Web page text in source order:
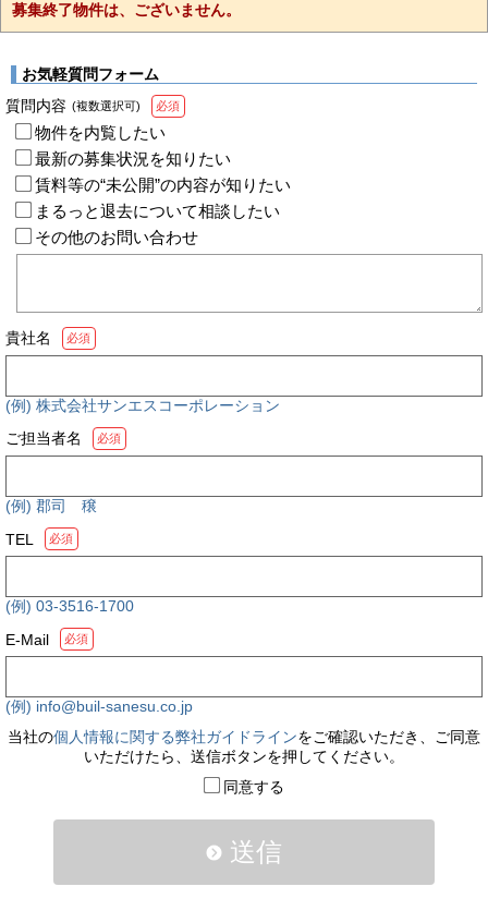
募集終了物件は、ございません。
お気軽質問フォーム
質問内容 (複数選択可) 必須
物件を内覧したい
最新の募集状況を知りたい
賃料等の“未公開”の内容が知りたい
まるっと退去について相談したい
その他のお問い合わせ
貴社名 必須
(例) 株式会社サンエスコーポレーション
ご担当者名
必須
(例) 郡司 穣
TEL
必須
(例) 03-3516-1700
E-Mail
必須
(例) info@buil-sanesu.co.jp
当社の個人情報に関する弊社ガイドラインをご確認いただき、ご同意
いただけたら、送信ボタンを押してください。
同意する
送信